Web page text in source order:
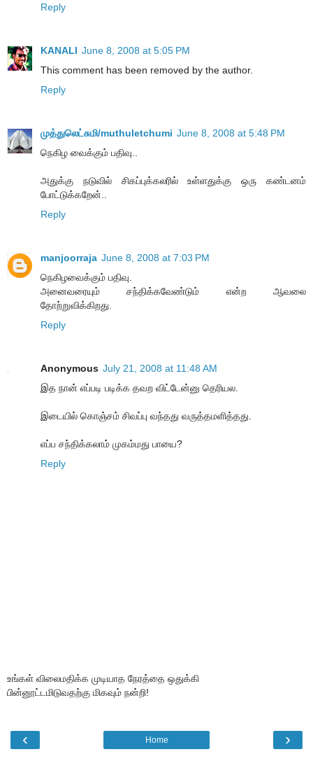
Reply
KANALI June 8, 2008 at 5:05 PM
This comment has been removed by the author.
Reply
முத்துலெட்சுமி/muthuletchumi June 8, 2008 at 5:48 PM
நெகிழ வைக்கும் பதிவு..
அதுக்கு நடுவில் சிகப்புக்கலரில் உள்ளதுக்கு ஒரு கண்டனம்
போட்டுக்கறேன்..
Reply
manjoorraja June 8, 2008 at 7:03 PM
நெகிழவைக்கும் பதிவு.
அனைவரையும் சந்திக்கவேண்டும் என்ற ஆவலை
தோற்றுவிக்கிறது.
Reply
Anonymous July 21, 2008 at 11:48 AM
இத நான் எப்படி படிக்க தவற விட்டேன்னு தெரியல.
இடையில் கொஞ்சம் சிவப்பு வந்தது வருத்தமளித்தது.
எப்ப சந்திக்கலாம் முகம்மது பாயை?
Reply
உங்கள் விலைமதிக்க முடியாத நேரத்தை ஒதுக்கி
பின்னூட்டமிடுவதற்கு மிகவும் நன்றி!
‹ ›
Home